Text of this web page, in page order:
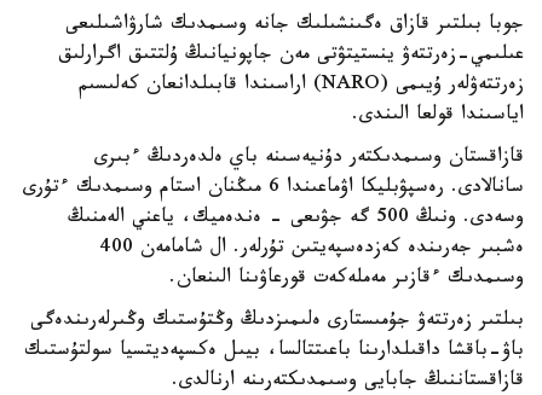
جوبا بىلتىر قازاق ەگىنشىلىك جانە وسىمدىك شارۋاشىلىعى
عىلىمي-زەرتتەۋ ينستيتۋتى مەن جاپونيانىڭ ۇلتتىق اگرارلىق
زەرتتەۋلەر ۇيىمى (NARO) اراسىندا قابىلدانعان كەلىسىم
اياسىندا قولعا الىندى.
قازاقستان وسىمدىكتەر دۇنيەسىنە باي ەلدەردىڭ ءبىرى
سانالادى. رەسپۋبليكا اۋماعىندا 6 مىڭنان استام وسىمدىك ءتۇرى
وسەدى. ونىڭ 500 گە جۋىعى - ەندەميك، ياعني الەمنىڭ
ەشبىر جەرىندە كەزدەسپەيتىن تۇرلەر. ال شامامەن 400
وسىمدىك ءقازىر مەملەكەت قورعاۋىنا الىنعان.
بىلتىر زەرتتەۋ جۇمىستارى ەلىمىزدىڭ وڭتۇستىك وڭىرلەرىندەگى
باۋ-باقشا داقىلدارىنا باعىتتالسا، بيىل ەكسپەديتسيا سولتۇستىك
قازاقستاننىڭ جابايى وسىمدىكتەرىنە ارنالدى.